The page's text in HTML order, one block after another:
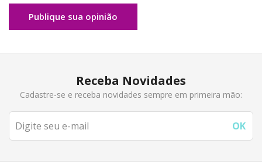
Publique sua opinião
Receba Novidades
Cadastre-se e receba novidades sempre em primeira mão: